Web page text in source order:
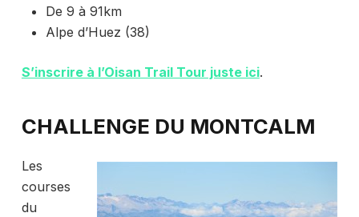
De 9 à 91km
Alpe d’Huez (38)
S’inscrire à l’Oisan Trail Tour juste ici.
CHALLENGE DU MONTCALM
Les
courses
du